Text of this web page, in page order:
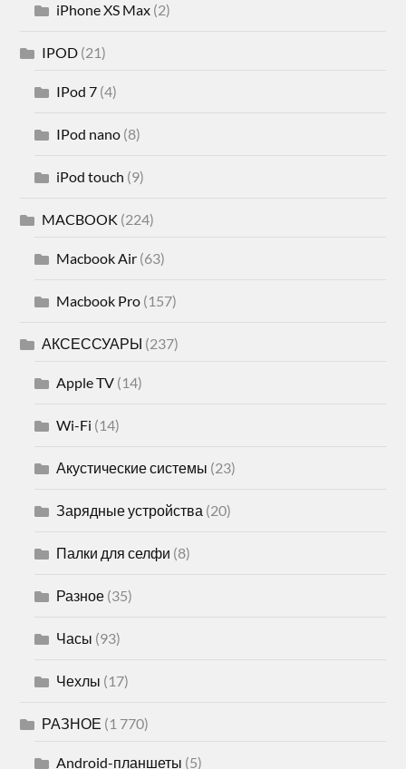
iPhone XS Max (2)
IPOD (21)
IPod 7 (4)
IPod nano (8)
iPod touch (9)
MACBOOK (224)
Macbook Air (63)
Macbook Pro (157)
АКСЕССУАРЫ (237)
Apple TV (14)
Wi-Fi (14)
Акустические системы (23)
Зарядные устройства (20)
Палки для селфи (8)
Разное (35)
Часы (93)
Чехлы (17)
РАЗНОЕ (1 770)
Android-планшеты (5)